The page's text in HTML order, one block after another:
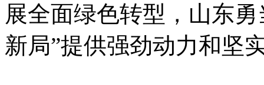
展全面绿色转型，山东
新局”提供强劲动力和坚